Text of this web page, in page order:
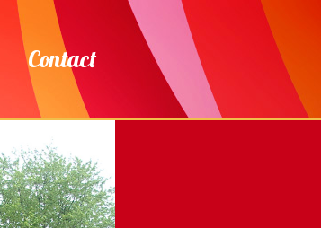
Contact